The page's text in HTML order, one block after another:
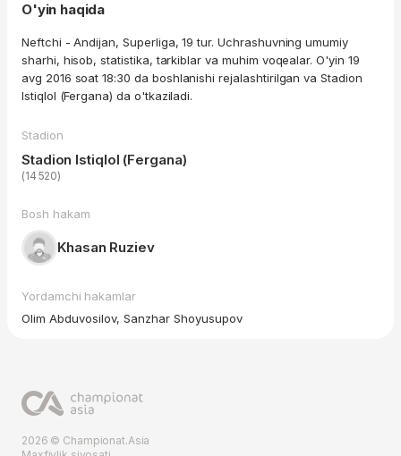
O'yin haqida
Neftchi - Andijan, Superliga, 19 tur. Uchrashuvning umumiy
sharhi, hisob, statistika, tarkiblar va muhim voqealar. O'yin 19
avg 2016 soat 18:30 da boshlanishi rejalashtirilgan va Stadion
Istiqlol (Fergana) da o'tkaziladi.
Stadion
Stadion Istiqlol (Fergana)
(14 520)
Bosh hakam
Khasan Ruziev
Yordamchi hakamlar
Olim Abduvosilov, Sanzhar Shoyusupov
2026 © Championat.Asia